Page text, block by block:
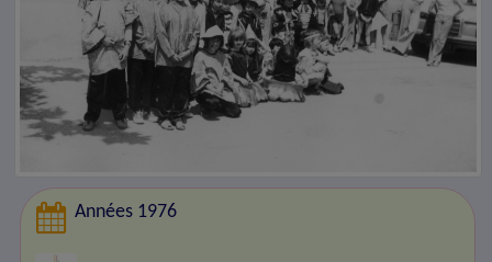
Années 1976